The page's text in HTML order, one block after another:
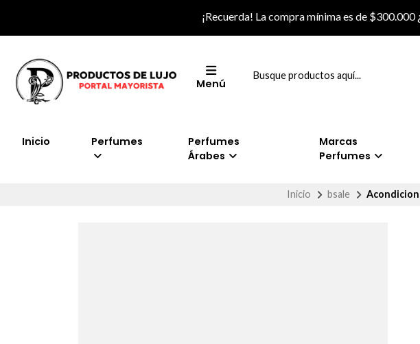
¡Recuerda! La compra mínima es de
Menú
Inicio Perfumes
Perfumes
Árabes
Marcas
Perfumes
Inicio bsale